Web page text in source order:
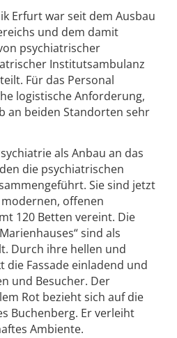
Erfurt war seit dem Ausbau
und dem damit
psychiatrischer
Institutsambulanz
Für das Personal
logistische Anforderung,
an beiden Standorten sehr
als Anbau an das
die psychiatrischen
Sie sind jetzt
offenen
120 Betten vereint. Die
sind als
Durch ihre hellen und
Fassade einladend und
und Besucher. Der
Rot bezieht sich auf die
Buchenberg. Er verleiht
Ambiente.